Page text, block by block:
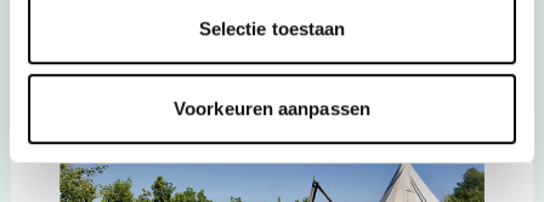
Selectie toestaan
Voorkeuren aanpassen
Deze link opent in een nieuwe tab